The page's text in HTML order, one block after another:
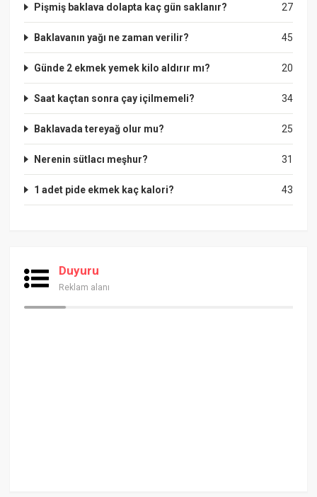
27
Pişmiş baklava dolapta kaç gün saklanır?
45
Baklavanın yağı ne zaman verilir?
20
Günde 2 ekmek yemek kilo aldırır mı?
34
Saat kaçtan sonra çay içilmemeli?
25
Baklavada tereyağ olur mu?
31
Nerenin sütlacı meşhur?
43
1 adet pide ekmek kaç kalori?
Duyuru
Reklam alanı